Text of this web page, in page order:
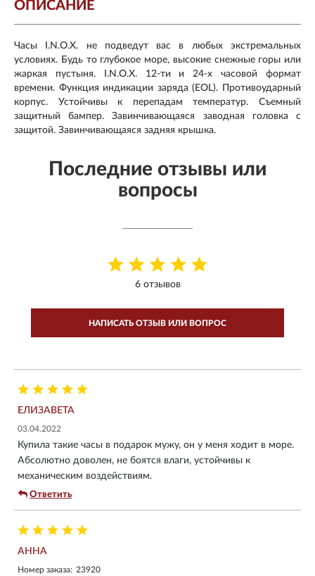
ОПИСАНИЕ
Часы I.N.O.X. не подведут вас в любых экстремальных
условиях. Будь то глубокое море, высокие снежные горы или
жаркая пустыня. I.N.O.X. 12-ти и 24-х часовой формат
времени. Функция индикации заряда (EOL). Противоударный
корпус. Устойчивы к перепадам температур. Съемный
защитный бампер. Завинчивающаяся заводная головка с
защитой. Завинчивающаяся задняя крышка.
Последние отзывы или
вопросы
6 отзывов
НАПИСАТЬ ОТЗЫВ ИЛИ ВОПРОС
ЕЛИЗАВЕТА
03.04.2022
Купила такие часы в подарок мужу, он у меня ходит в море.
Абсолютно доволен, не боятся влаги, устойчивы к
механическим воздействиям.
Ответить
АННА
Номер заказа: 23920